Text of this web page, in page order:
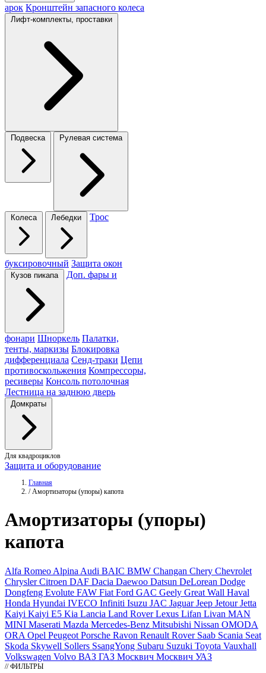
арок Кронштейн запасного колеса
Лифт-комплекты, проставки
Подвеска Рулевая система
Колеса Лебедки Трос
буксировочный Защита окон
Кузов пикапа Доп. фары и
фонари Шноркель Палатки,
тенты, маркизы Блокировка
дифференциала Сенд-траки Цепи
противоскольжения Компрессоры,
ресиверы Консоль потолочная
Лестница на заднюю дверь
Домкраты
Для квадроциклов
Защита и оборудование
Главная
/ Амортизаторы (упоры) капота
Амортизаторы (упоры)
капота
Alfa Romeo Alpina Audi BAIC BMW Changan Chery Chevrolet
ChryslerCitroen DAF Dacia Daewoo Datsun DeLorean Dodge
Dongfeng Evolute FAW Fiat Ford GAC Geely Great Wall Haval
Honda Hyundai IVECO Infiniti Isuzu JAC JaguarJeep JetourJetta
Kaiyi Kaiyi E5 Kia Lancia Land RoverLexus Lifan Livan MAN
MINI Maserati Mazda Mercedes-Benz Mitsubishi Nissan OMODA
ORA Opel Peugeot Porsche Ravon Renault Rover Saab Scania Seat
Skoda Skywell Sollers SsangYong Subaru Suzuki Toyota Vauxhall
Volkswagen Volvo ВАЗ ГАЗ Москвич Москвич УАЗ
// ФИЛЬТРЫ